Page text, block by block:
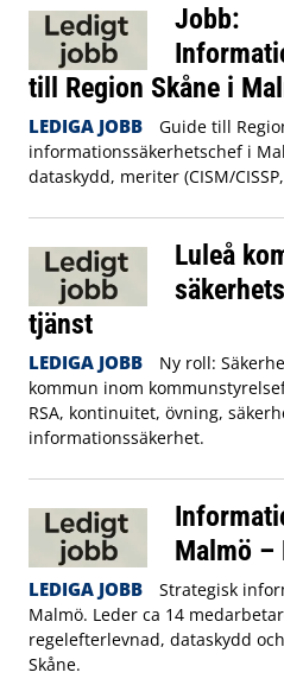
Jobb:
till Region Skåne i
LEDIGA JOBB
Guide till
informationssäkerhetschef i
dataskydd, meriter (CISM/
Luleå
tjänst
LEDIGA JOBB
Ny roll:
kommun inom
RSA, kontinuitet, övning,
informationssäkerhet.
Malmö –
LEDIGA JOBB
Strategisk
Malmö. Leder ca 14
regelefterlevnad, dataskydd
Skåne.